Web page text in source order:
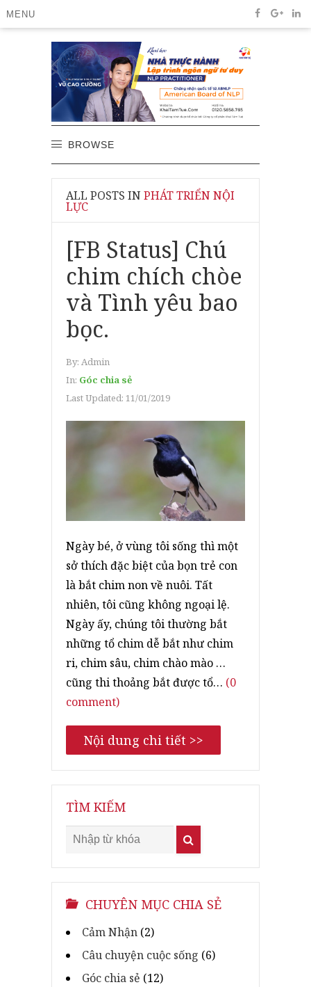
MENU
BROWSE
ALL POSTS IN PHÁT TRIỂN NỘI
LỰC
[FB Status] Chú
chim chích chòe
và Tình yêu bao
bọc.
By: Admin
In: Góc chia sẻ
Last Updated: 11/01/2019
Ngày bé, ở vùng tôi sống thì một
sở thích đặc biệt của bọn trẻ con
là bắt chim non về nuôi. Tất
nhiên, tôi cũng không ngoại lệ.
Ngày ấy, chúng tôi thường bắt
những tổ chim dễ bắt như chim
ri, chim sâu, chim chào mào …
cũng thi thoảng bắt được tổ… (0
comment)
Nội dung chi tiết >>
TÌM KIẾM
CHUYÊN MỤC CHIA SẺ
Cảm Nhận (2)
Câu chuyện cuộc sống (6)
Góc chia sẻ (12)